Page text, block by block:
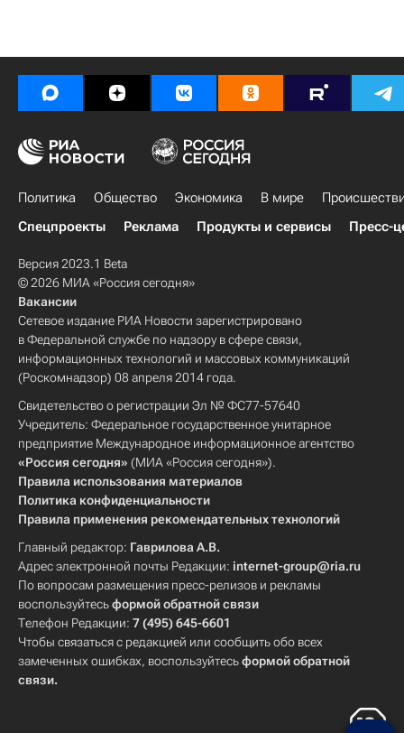
Политика Общество Экономика В мире
Спецпроекты
Реклама Продукты и сервисы Пресс-
Версия 2023.1 Beta
© 2026 МИА «Россия сегодня»
Вакансии
Сетевое издание РИА Новости зарегистрировано
в Федеральной службе по надзору в сфере связи,
информационных технологий и массовых коммуникаций
(Роскомнадзор) 08 апреля 2014 года.
Свидетельство о регистрации Эл № ФС77-57640
Учредитель: Федеральное государственное унитарное
предприятие Международное информационное агентство
«Россия сегодня» (МИА «Россия сегодня»).
Правила использования материалов
Политика конфиденциальности
Правила применения рекомендательных технологий
Главный редактор: Гаврилова А.В.
Адрес электронной почты Редакции: internet-group@ria.ru
По вопросам размещения пресс-релизов и рекламы
воспользуйтесьформой обратной связи
Телефон Редакции: 7 (495) 645-6601
Чтобы связаться с редакцией или сообщить обо всех
замеченных ошибках, воспользуйтесьформой обратной
связи.